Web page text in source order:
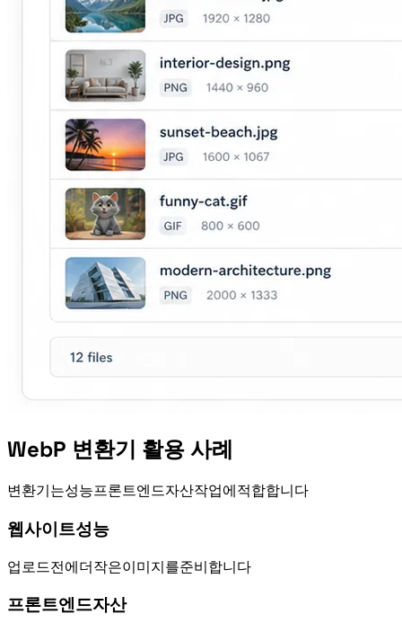
WebP 변환기 활용 사례
WebP 변환기는 성능, 프론트엔드 자산, SEO 작업에 적합합니다.
웹사이트 성능
CMS 업로드 전에 더 작은 WebP 이미지를 준비합니다.
프론트엔드 자산